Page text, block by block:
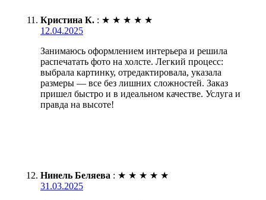
Кристина К. : ★ ★ ★ ★ ★
12.04.2025
Занимаюсь оформлением интерьера и решила
распечатать фото на холсте. Легкий процесс:
выбрала картинку, отредактировала, указала
размеры — все без лишних сложностей. Заказ
пришел быстро и в идеальном качестве. Услуга и
правда на высоте!
Нинель Беляева : ★ ★ ★ ★ ★
31.03.2025